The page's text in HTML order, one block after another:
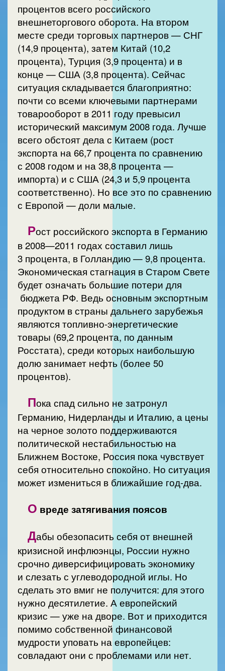
процентов всего российского
внешнеторгового оборота. На втором
месте среди торговых партнеров — СНГ
(14,9 процента), затем Китай (10,2
процента), Турция (3,9 процента) и в
конце — США (3,8 процента). Сейчас
ситуация складывается благоприятно:
почти со всеми ключевыми партнерами
товарооборот в 2011 году превысил
исторический максимум 2008 года. Лучше
всего обстоят дела с Китаем (рост
экспорта на 66,7 процента по сравнению
с 2008 годом и на 38,8 процента —
импорта) и с США (24,3 и 5,9 процента
соответственно). Но все это по сравнению
с Европой — доли малые.
Рост российского экспорта в Германию
в 2008—2011 годах составил лишь
3 процента, в Голландию — 9,8 процента.
Экономическая стагнация в Старом Свете
будет означать большие потери для
бюджета РФ. Ведь основным экспортным
продуктом в страны дальнего зарубежья
являются топливно-энергетические
товары (69,2 процента, по данным
Росстата), среди которых наибольшую
долю занимает нефть (более 50
процентов).
Пока спад сильно не затронул
Германию, Нидерланды и Италию, а цены
на черное золото поддерживаются
политической нестабильностью на
Ближнем Востоке, Россия пока чувствует
себя относительно спокойно. Но ситуация
может измениться в ближайшие год-два.
О вреде затягивания поясов
Дабы обезопасить себя от внешней
кризисной инфлюэнцы, России нужно
срочно диверсифицировать экономику
и слезать с углеводородной иглы. Но
сделать это вмиг не получится: для этого
нужно десятилетие. А европейский
кризис — уже на дворе. Вот и приходится
помимо собственной финансовой
мудрости уповать на европейцев:
совладают они с проблемами или нет.